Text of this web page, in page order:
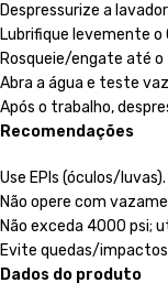
Despressurize a
Lubrifique levemente
Rosqueie/engate até
Abra a água e teste
Após o trabalho,
Recomendações
Use EPIs (óculos/luvas).
Não opere com
Não exceda 4000 psi;
Evite quedas/
Dados do produto